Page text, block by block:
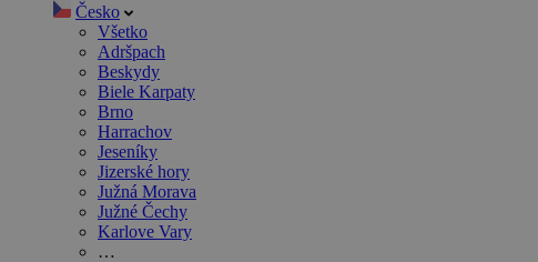
Česko
Všetko
Adršpach
Beskydy
Biele Karpaty
Brno
Harrachov
Jeseníky
Jizerské hory
Južná Morava
Južné Čechy
Karlove Vary
…